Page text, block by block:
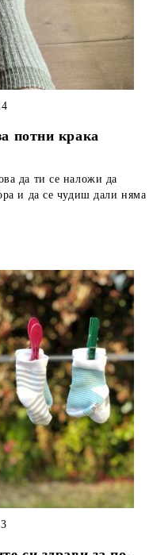
потни крака
да ти се наложи да
и да се чудиш дали няма